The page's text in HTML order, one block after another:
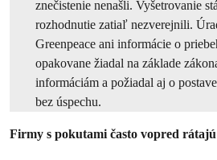
znečistenie nenašli. Vyšetrovanie
rozhodnutie zatiaľ nezverejnili.
Greenpeace ani informácie o
opakovane žiadal na základe
informáciám a požiadal aj o
bez úspechu.
Firmy s pokutami často vopred rátajú